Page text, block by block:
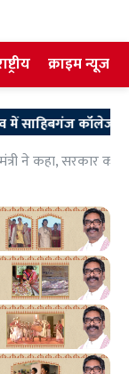
क्राइम न्यूज
कॉलेज को फिर
ने कहा, सरकार